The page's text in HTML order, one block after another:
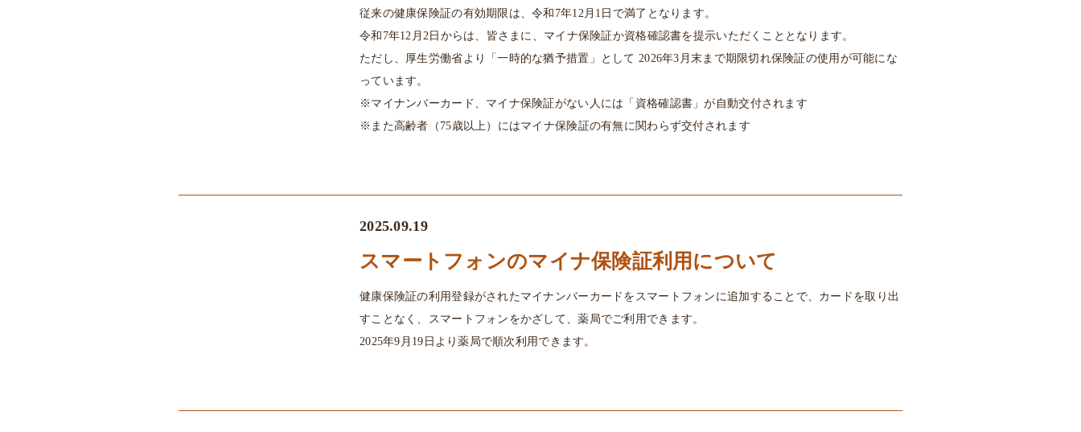
従来の健康保険証の有効期限は、令和7年12月1日で満了となります。
令和7年12月2日からは、皆さまに、マイナ保険証か資格確認書を提示いただくこととなります。
ただし、厚生労働省より「一時的な猶予措置」として 2026年3月末まで期限切れ保険証の使用が可能にな
っています。
※ マイナンバーカード、マイナ保険証がない人には「資格確認書」が自動交付されます
※また高齢者（75歳以上）にはマイナ保険証の有無に関わらず交付されます
2025.09.19
スマートフォンのマイナ保険証利用について
健康保険証の利用登録がされたマイナンバーカードをスマートフォンに追加することで、カードを取り出
すことなく、スマートフォンをかざして、薬局でご利用できます。
2025年9月19日より薬局で順次利用できます。